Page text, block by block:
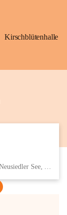
Kirschblütenhalle
Eisenstädter Straße 18, 7091 Breitenbrunn am Neusiedler See, AUT